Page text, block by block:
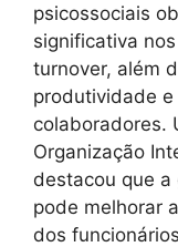
psicossociais
significativa
turnover, além
produtividade
colaboradores.
Organização
destacou que
pode melhorar
dos